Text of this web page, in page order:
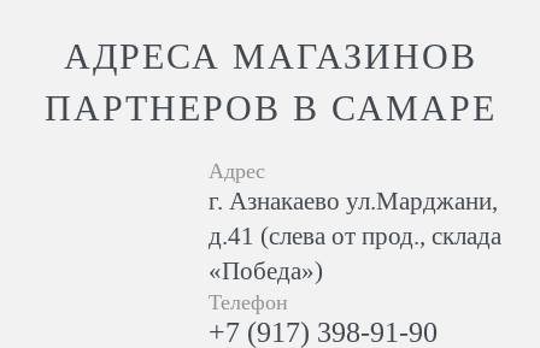
АДРЕСА МАГАЗИНОВ
ПАРТНЕРОВ В САМАРЕ
Адрес
г. Азнакаево ул.Марджани,
д.41 (слева от прод., склада
«Победа»)
Телефон
+7 (917) 398-91-90